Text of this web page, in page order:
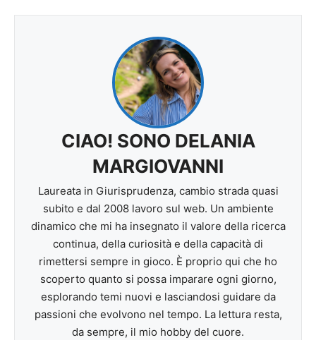
CIAO! SONO DELANIA
MARGIOVANNI
Laureata in Giurisprudenza, cambio strada quasi
subito e dal 2008 lavoro sul web. Un ambiente
dinamico che mi ha insegnato il valore della ricerca
continua, della curiosità e della capacità di
rimettersi sempre in gioco. È proprio qui che ho
scoperto quanto si possa imparare ogni giorno,
esplorando temi nuovi e lasciandosi guidare da
passioni che evolvono nel tempo. La lettura resta,
da sempre, il mio hobby del cuore.